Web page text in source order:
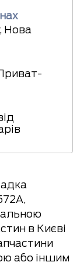
Нова
в Києві
або іншим